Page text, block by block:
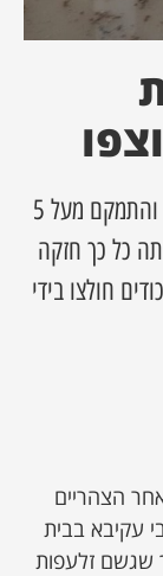
בסוף השבוע האחרון הגיע ענן שבר לעירנו והתמקם מעל 5
כל כך חזקה
להצפה של חמישה בתים. 13 לכודים חולצו בידי
הצהריים
רבי עקיבא בבית
שגשם זלעפות